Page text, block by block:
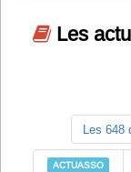
Partager
Les
Les 648
ACTUASSO